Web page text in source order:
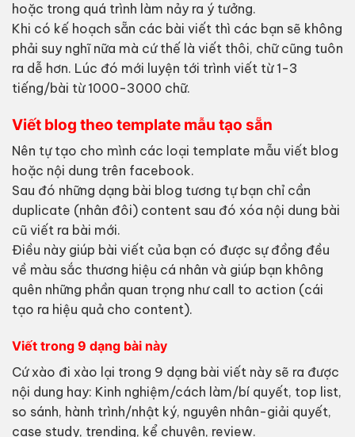
hoặc trong quá trình làm nảy ra ý tưởng.
Khi có kế hoạch sẵn các bài viết thì các bạn sẽ không
phải suy nghĩ nữa mà cứ thế là viết thôi, chữ cũng tuôn
ra dễ hơn. Lúc đó mới luyện tới trình viết từ 1-3
tiếng/bài từ 1000-3000 chữ.
Viết blog theo template mẫu tạo sẵn
Nên tự tạo cho mình các loại template mẫu viết blog
hoặc nội dung trên facebook.
Sau đó những dạng bài blog tương tự bạn chỉ cần
duplicate (nhân đôi) content sau đó xóa nội dung bài
cũ viết ra bài mới.
Điều này giúp bài viết của bạn có được sự đồng đều
về màu sắc thương hiệu cá nhân và giúp bạn không
quên những phần quan trọng như call to action (cái
tạo ra hiệu quả cho content).
Viết trong 9 dạng bài này
Cứ xào đi xào lại trong 9 dạng bài viết này sẽ ra được
nội dung hay: Kinh nghiệm/cách làm/bí quyết, top list,
so sánh, hành trình/nhật ký, nguyên nhân-giải quyết,
case study, trending, kể chuyện, review.